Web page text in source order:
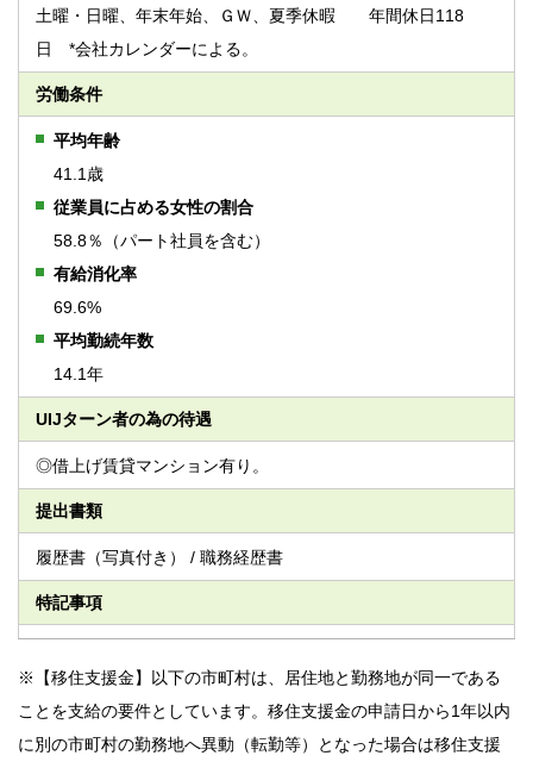
土曜・日曜、年末年始、ＧＷ、夏季休暇 年間休日118
日 *会社カレンダーによる。
労働条件
平均年齢
41.1歳
従業員に占める女性の割合
58.8％（パート社員を含む）
有給消化率
69.6%
平均勤続年数
14.1年
UIJターン者の為の待遇
◎借上げ賃貸マンション有り。
提出書類
履歴書（写真付き） / 職務経歴書
特記事項
※【移住支援金】以下の市町村は、居住地と勤務地が同一である
ことを支給の要件としています。移住支援金の申請日から1年以内
に別の市町村の勤務地へ異動（転勤等）となった場合は移住支援